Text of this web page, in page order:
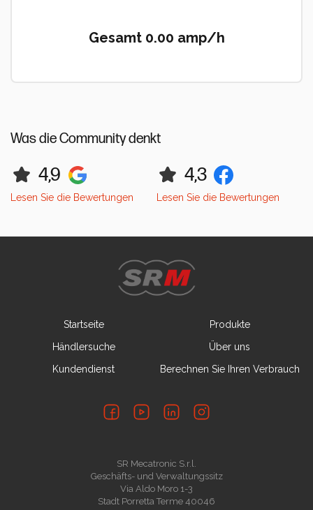
Gesamt 0.00 amp/h
Was die Community denkt
4,9
Lesen Sie die Bewertungen
4,3
Lesen Sie die Bewertungen
Startseite
Produkte
Händlersuche
Über uns
Kundendienst
Berechnen Sie Ihren Verbrauch
SR Mecatronic S.r.l.
Geschäfts- und Verwaltungssitz
Via Aldo Moro 1-3
Stadt Porretta Terme 40046